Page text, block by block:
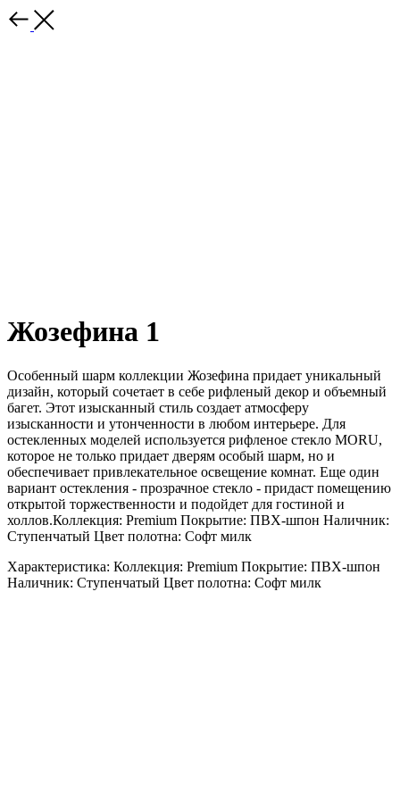
Жозефина 1
Особенный шарм коллекции Жозефина придает уникальный
дизайн, который сочетает в себе рифленый декор и объемный
багет. Этот изысканный стиль создает атмосферу
изысканности и утонченности в любом интерьере. Для
остекленных моделей используется рифленое стекло MORU,
которое не только придает дверям особый шарм, но и
обеспечивает привлекательное освещение комнат. Еще один
вариант остекления - прозрачное стекло - придаст помещению
открытой торжественности и подойдет для гостиной и
холлов.Коллекция: Premium Покрытие: ПВХ-шпон Наличник:
Ступенчатый Цвет полотна: Софт милк
Характеристика: Коллекция: Premium Покрытие: ПВХ-шпон
Наличник: Ступенчатый Цвет полотна: Софт милк